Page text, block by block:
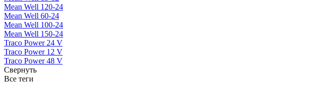
Mean Well 120-24
Mean Well 60-24
Mean Well 100-24
Mean Well 150-24
Traco Power 24 V
Traco Power 12 V
Traco Power 48 V
Свернуть
Все теги